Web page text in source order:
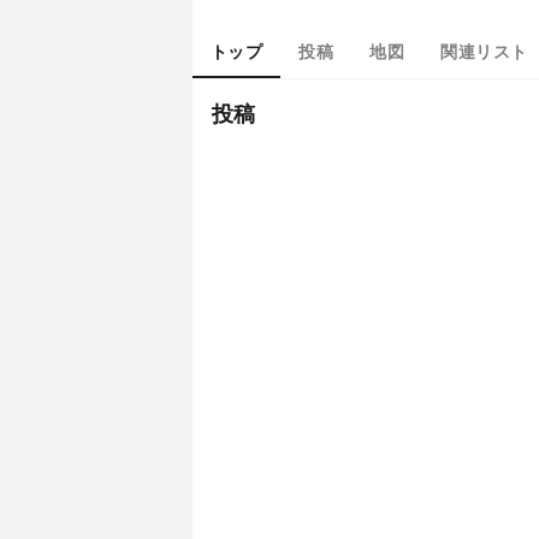
トップ 投稿 地図 関連リスト
投稿